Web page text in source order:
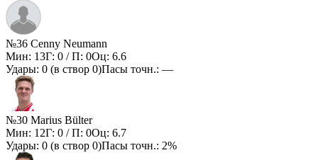
№36 Cenny Neumann
Мин: 13Г: 0 / П: 0Оц: 6.6
Удары: 0 (в створ 0)Пасы точн.: —
№30 Marius Bülter
Мин: 12Г: 0 / П: 0Оц: 6.7
Удары: 0 (в створ 0)Пасы точн.: 2%